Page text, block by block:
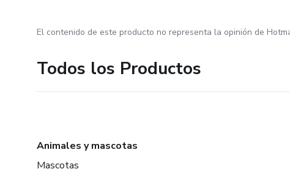
El contenido de este producto no representa la opinión de
Todos los Productos
Animales y mascotas
Mascotas